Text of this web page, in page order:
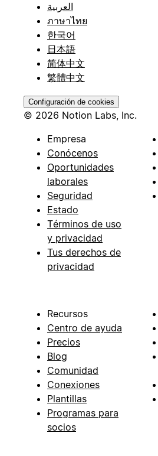
العربية
ภาษาไทย
한국어
日本語
简体中文
繁體中文
Configuración de cookies
© 2026 Notion Labs, Inc.
Empresa
Conócenos
Oportunidades
laborales
Seguridad
Estado
Términos de uso
y privacidad
Tus derechos de
privacidad
Recursos
Centro de ayuda
Precios
Blog
Comunidad
Conexiones
Plantillas
Programas para
socios